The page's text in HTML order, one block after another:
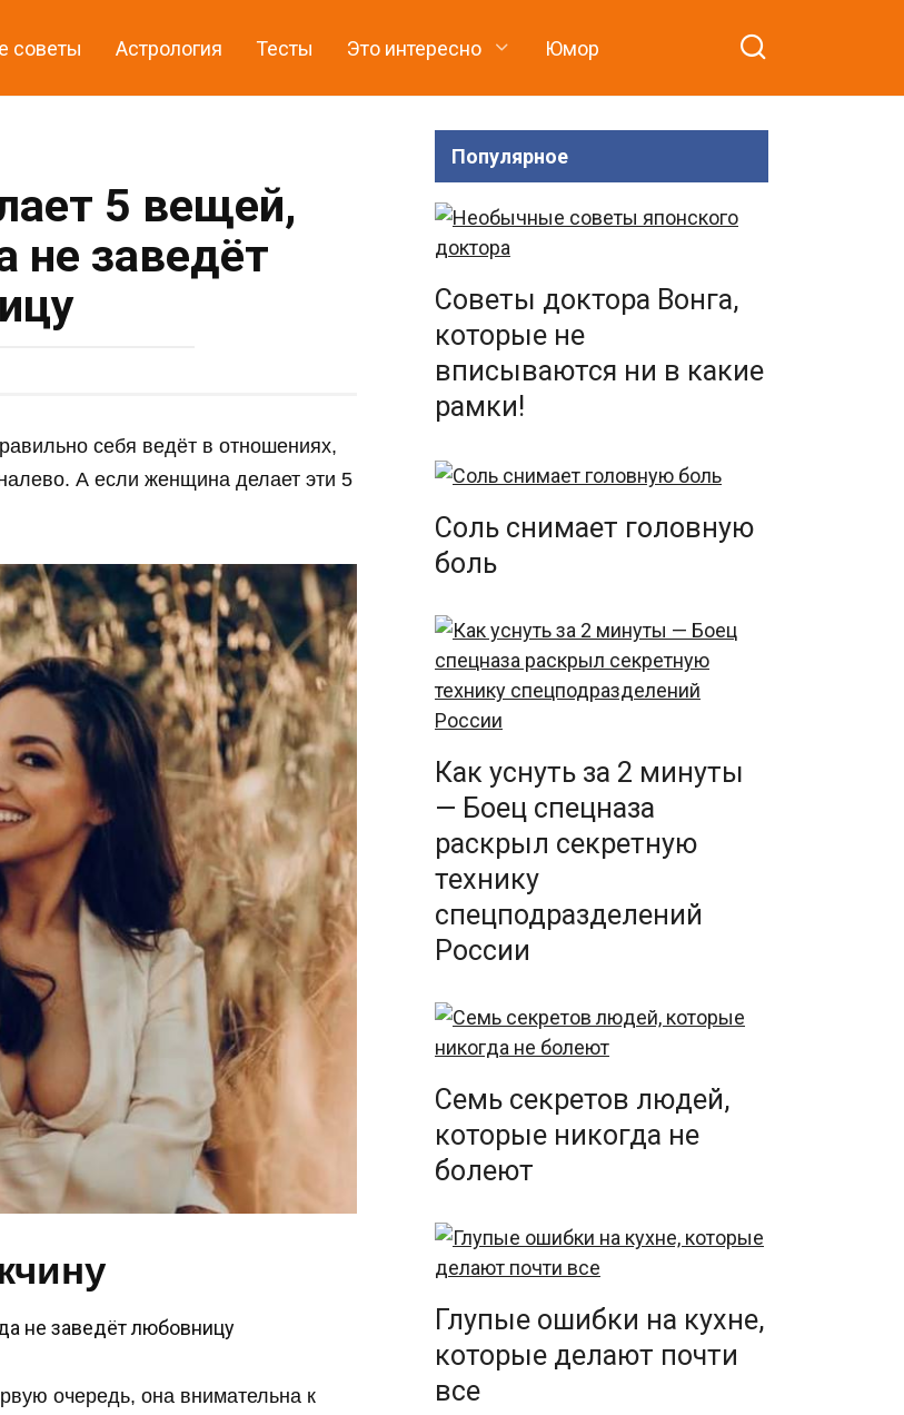
советы Астрология Тесты Это интересно Юмор
5 вещей,
не заведёт
себя ведёт в отношениях,
А если женщина делает эти 5
очередь, она внимательна к
Популярное
Советы доктора Вонга,
которые не
вписываются ни в какие
рамки!
Соль снимает головную
боль
Как уснуть за 2 минуты
— Боец спецназа
раскрыл секретную
технику
спецподразделений
России
Семь секретов людей,
которые никогда не
болеют
Глупые ошибки на кухне,
которые делают почти
все